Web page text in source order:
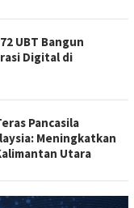
UBT Bangun
Digital di
Pancasila
Meningkatkan
Utara